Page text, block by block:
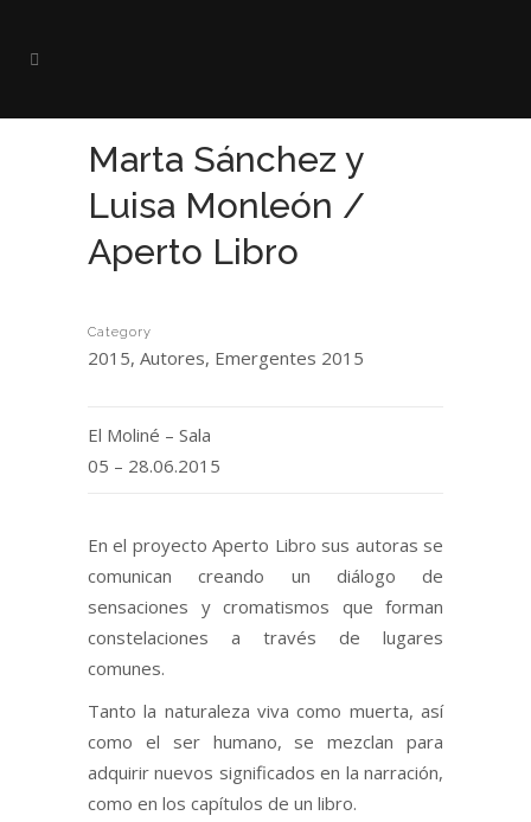
Marta Sánchez y
Luisa Monleón /
Aperto Libro
Category
2015, Autores, Emergentes 2015
El Moliné – Sala
05 – 28.06.2015
En el proyecto Aperto Libro sus autoras se
comunican creando un diálogo de
sensaciones y cromatismos que forman
constelaciones a través de lugares
comunes.
Tanto la naturaleza viva como muerta, así
como el ser humano, se mezclan para
adquirir nuevos significados en la narración,
como en los capítulos de un libro.